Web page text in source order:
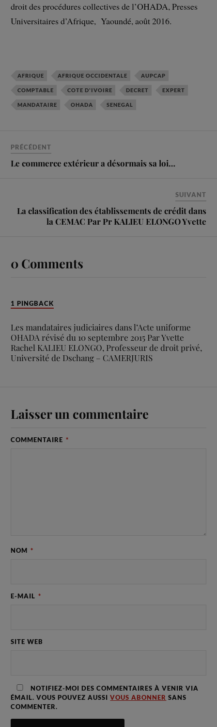
droit des procédures collectives de l’OHADA, Presses
Universitaires d’Afrique, Yaoundé, août 2016.
AFRIQUE AFRIQUE OCCIDENTALE AUPCAP
COMPTABLE COTE D'IVOIRE DECRET EXPERT
MANDATAIRE OHADA SENEGAL
PRÉCÉDENT
Le commerce extérieur a désormais sa loi…
SUIVANT
La classification des établissements de crédit dans
la CEMAC Par Pr KALIEU ELONGO Yvette
0 Comments
1 PINGBACK
Les mandataires judiciaires dans l’Acte uniforme
OHADA révisé du 10 septembre 2015 Par Yvette
Rachel KALIEU ELONGO, Professeur de droit privé,
Université de Dschang – CAMERJURIS
Laisser un commentaire
COMMENTAIRE *
NOM *
E-MAIL *
SITE WEB
NOTIFIEZ-MOI DES COMMENTAIRES À VENIR VIA
ÉMAIL. VOUS POUVEZ AUSSIVOUS ABONNER SANS
COMMENTER.